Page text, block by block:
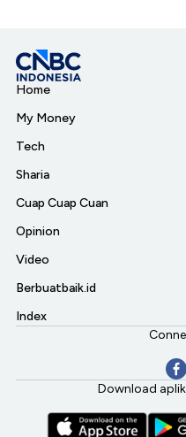
Home
My Money
Tech
Sharia
Cuap Cuap Cuan
Opinion
Video
Berbuatbaik.id
Index
Download